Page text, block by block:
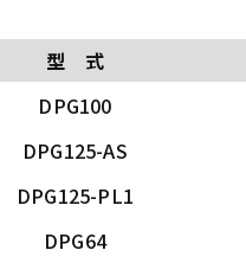
型 式
DPG100
DPG125-AS
DPG125-PL1
DPG64